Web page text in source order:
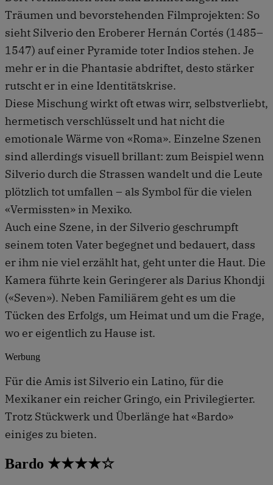
Träumen und bevorstehenden Filmprojekten: So
sieht Silverio den Eroberer Hernán Cortés (1485–
1547) auf einer Pyramide toter Indios stehen. Je
mehr er in die Phantasie abdriftet, desto stärker
rutscht er in eine Identitätskrise.
Diese Mischung wirkt oft etwas wirr, selbstverliebt,
hermetisch verschlüsselt und hat nicht die
emotionale Wärme von «Roma». Einzelne Szenen
sind allerdings visuell brillant: zum Beispiel wenn
Silverio durch die Strassen wandelt und die Leute
plötzlich tot umfallen – als Symbol für die vielen
«Vermissten» in Mexiko.
Auch eine Szene, in der Silverio geschrumpft
seinem toten Vater begegnet und bedauert, dass
er ihm nie viel erzählt hat, geht unter die Haut. Die
Kamera führte kein Geringerer als Darius Khondji
(«Seven»). Neben Familiärem geht es um die
Tücken des Erfolgs, um Heimat und um die Frage,
wo er eigentlich zu Hause ist.
Werbung
Für die Amis ist Silverio ein Latino, für die
Mexikaner ein reicher Gringo, ein Privilegierter.
Trotz Stückwerk und Überlänge hat «Bardo»
einiges zu bieten.
Bardo ★★★★☆